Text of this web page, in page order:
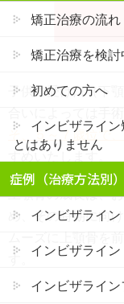
子供の受け口（下
合いによっては手
そ、５～７歳位で
すめいたします。
上顎骨の成長は、
め、その時期に向
ムーズに上顎骨を
す。
矯正治療の流れ
矯正治療を検
初めての方へ
インビザライン
とはありません
症例（治療方法別）
インビザライン
インビザライン
インビザライ